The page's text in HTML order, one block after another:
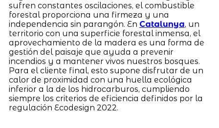
sufren constantes oscilaciones, el combustible
forestal proporciona una firmeza y una
independencia sin parangón. En Catalunya, un
territorio con una superficie forestal inmensa, el
aprovechamiento de la madera es una forma de
gestión del paisaje que ayuda a prevenir
incendios y a mantener vivos nuestros bosques.
Para el cliente final, esto supone disfrutar de un
calor de proximidad con una huella ecológica
inferior a la de los hidrocarburos, cumpliendo
siempre los criterios de eficiencia definidos por la
regulación Ecodesign 2022.